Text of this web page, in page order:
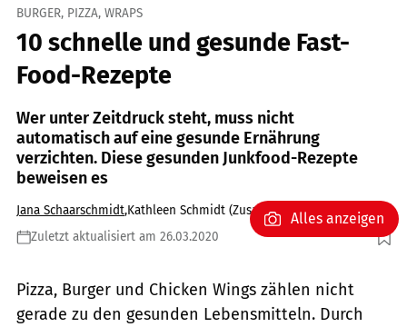
BURGER, PIZZA, WRAPS
10 schnelle und gesunde Fast-
Food-Rezepte
Wer unter Zeitdruck steht, muss nicht
automatisch auf eine gesunde Ernährung
verzichten. Diese gesunden Junkfood-Rezepte
beweisen es
Jana Schaarschmidt,Kathleen Schmidt (Zusammenstellung)
Zuletzt aktualisiert am 26.03.2020
veryulissa / Shutterstock.com
Alles anzeigen
Pizza, Burger und Chicken Wings zählen nicht
gerade zu den gesunden Lebensmitteln. Durch